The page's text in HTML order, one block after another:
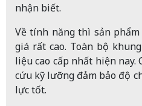
nhận biết.
Về tính năng thì sản
giá rất cao. Toàn bộ
liệu cao cấp nhất hiện nay.
cứu kỹ lưỡng đảm bảo độ
lực tốt.